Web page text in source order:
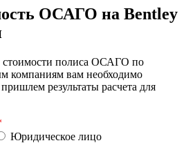
ОСАГО на Bentley
стоимости полиса ОСАГО по
компаниям вам необходимо
результаты расчета для
Юридическое лицо